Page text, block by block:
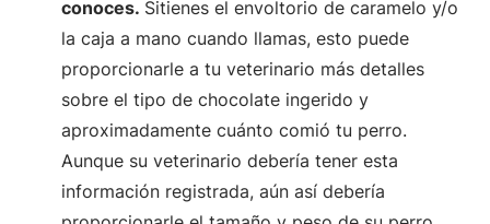
conoces. Sitienes el envoltorio de caramelo y/o
la caja a mano cuando llamas, esto puede
proporcionarle a tu veterinario más detalles
sobre el tipo de chocolate ingerido y
aproximadamente cuánto comió tu perro.
Aunque su veterinario debería tener esta
información registrada, aún así debería